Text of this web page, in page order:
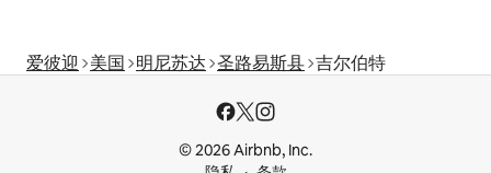
爱彼迎 美国 明尼苏达 圣路易斯县 吉尔伯特
© 2026 Airbnb, Inc.